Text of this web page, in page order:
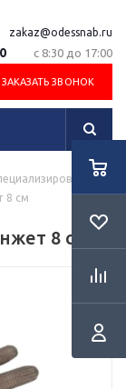
zakaz@odessnab.ru
с 8:30 до 17:00
ЗАКАЗАТЬ ЗВОНОК
8 см
8 см